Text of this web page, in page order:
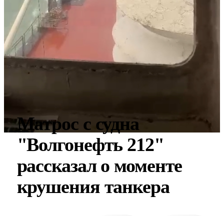
Матрос с судна
"Волгонефть 212"
рассказал о моменте
крушения танкера